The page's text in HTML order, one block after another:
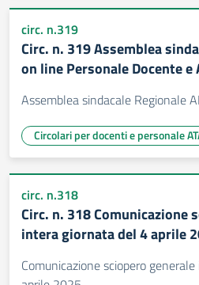
circ. n.319
Circ. n. 319 Assemblea
on line Personale Docente e
Assemblea sindacale Regionale
Circolari per docenti e personale
circ. n.318
Circ. n. 318 Comunicazione
intera giornata del 4 aprile
Comunicazione sciopero